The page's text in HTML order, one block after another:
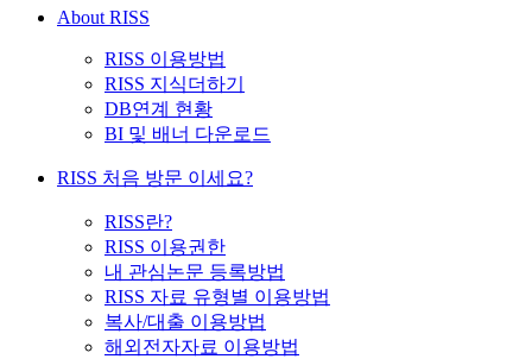
About RISS
RISS 이용방법
RISS 지식더하기
DB연계 현황
BI 및 배너 다운로드
RISS 처음 방문 이세요?
RISS란?
RISS 이용권한
내 관심논문 등록방법
RISS 자료 유형별 이용방법
복사/대출 이용방법
해외전자자료 이용방법